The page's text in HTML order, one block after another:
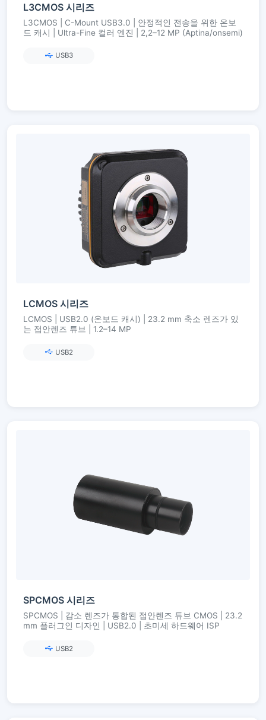
L3CMOS 시리즈
L3CMOS | C-Mount USB3.0 | 안정적인 전송을 위한 온보
드 캐시 | Ultra-Fine 컬러 엔진 | 2,2–12 MP (Aptina/onsemi)
USB3
LCMOS 시리즈
LCMOS | USB2.0 (온보드 캐시) | 23.2 mm 축소 렌즈가 있
는 접안렌즈 튜브 | 1.2–14 MP
USB2
SPCMOS 시리즈
SPCMOS | 감소 렌즈가 통합된 접안렌즈 튜브 CMOS | 23.2
mm 플러그인 디자인 | USB2.0 | 초미세 하드웨어 ISP
USB2